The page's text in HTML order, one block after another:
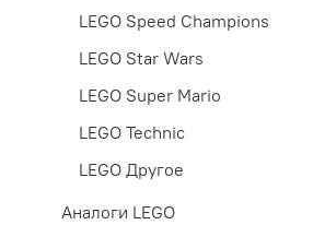
LEGO Speed Champions
LEGO Star Wars
LEGO Super Mario
LEGO Technic
LEGO Другое
Аналоги LEGO